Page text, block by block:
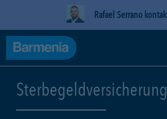
Rafael Serrano
Sterbegeldversicherung